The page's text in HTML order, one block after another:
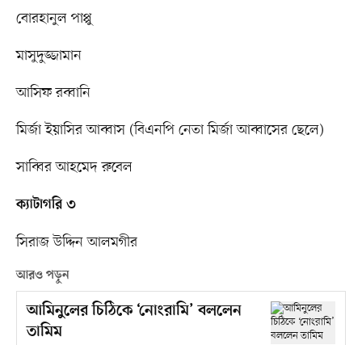
বোরহানুল পাপ্পু
মাসুদুজ্জামান
আসিফ রব্বানি
মির্জা ইয়াসির আব্বাস (বিএনপি নেতা মির্জা আব্বাসের ছেলে)
সাব্বির আহমেদ রুবেল
ক্যাটাগরি ৩
সিরাজ উদ্দিন আলমগীর
আরও পড়ুন
আমিনুলের চিঠিকে ‘নোংরামি’ বললেন
তামিম